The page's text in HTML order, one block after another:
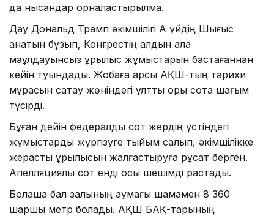
да нысандар орналастырылмақ.
Дау Дональд Трамп әкімшілігі Ақ үйдің Шығыс
қанатын бұзып, Конгрестің алдын ала
мақұлдауынсыз құрылыс жұмыстарын бастағаннан
кейін туындады. Жобаға қарсы АҚШ-тың тарихи
мұрасын сақтау жөніндегі ұлттық қоры сотқа шағым
түсірді.
Бұған дейін федералдық сот жердің үстіндегі
жұмыстарды жүргізуге тыйым салып, әкімшілікке
жерасты құрылысын жалғастыруға рұқсат берген.
Апелляциялық сот енді осы шешімді растады.
Болашақ бал залының аумағы шамамен 8 360
шаршы метр болады. АҚШ БАҚ-тарының